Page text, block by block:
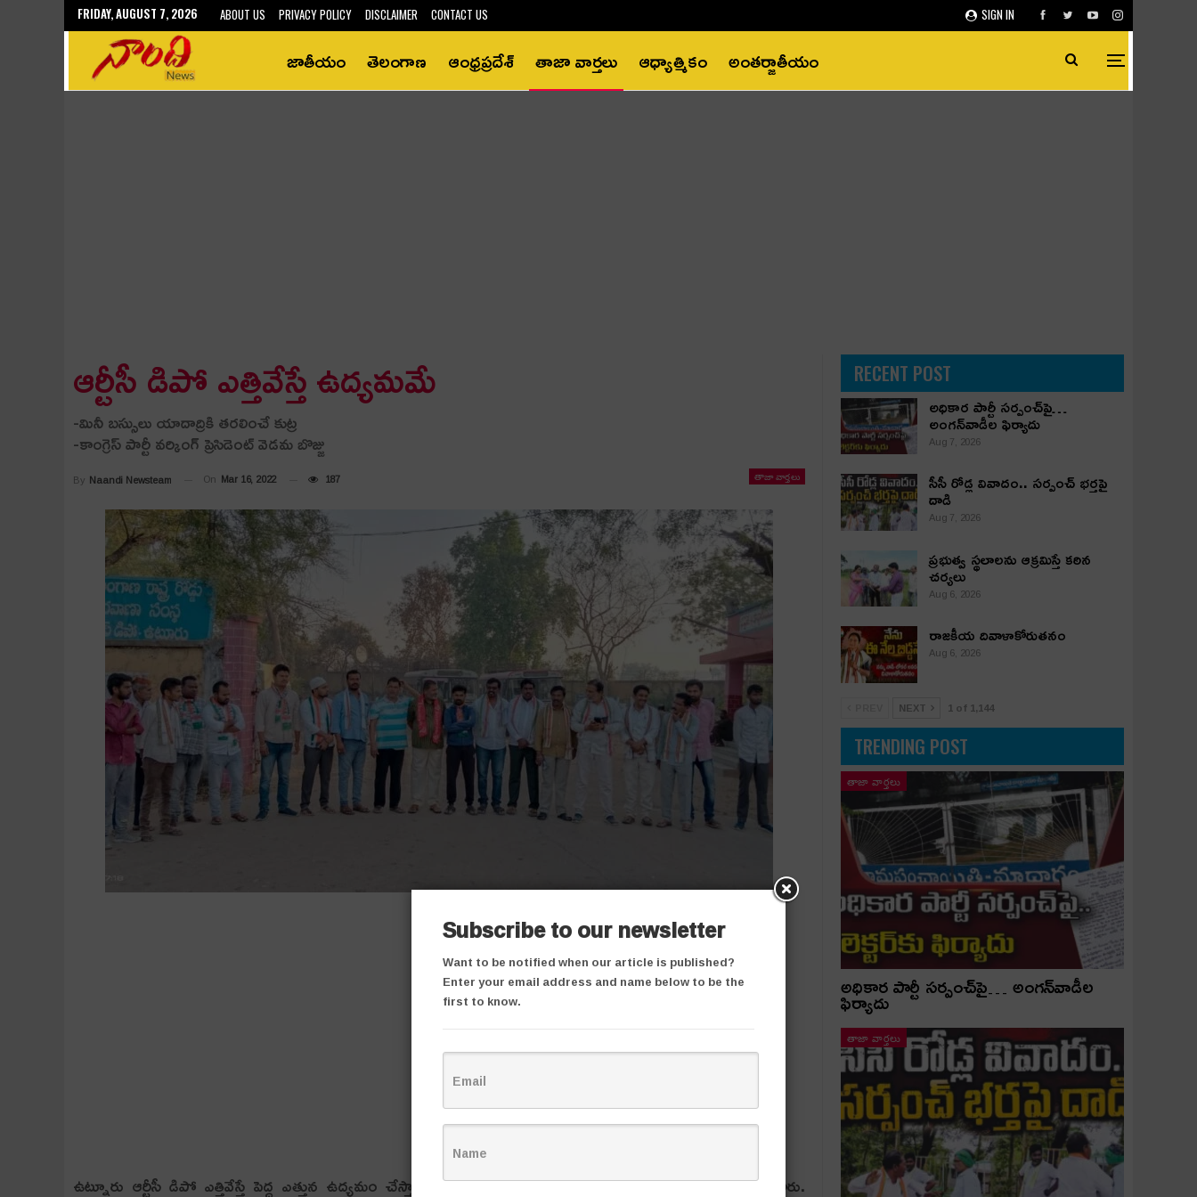
SIGN IN
FRIDAY, AUGUST 7, 2026 ABOUT US PRIVACY POLICY DISCLAIMER CONTACT US
జాతీయం తెలంగాణ ఆంధ్రప్రదేశ్‌ తాజా వార్తలు ఆధ్యాత్మికం అంతర్జాతీయం
ఆర్టీసీ డిపో ఎత్తివేస్తే ఉద్య‌మ‌మే
-మినీ బ‌స్సులు యాదాద్రికి త‌ర‌లించే కుట్ర‌
-కాంగ్రెస్ పార్టీ వ‌ర్కింగ్ ప్రెసిడెంట్ వెడ‌మ బొజ్జు
తాజా వార్తలు
By Naandi Newsteam On Mar 16, 2022 187
ఉట్నూరు ఆర్టీసీ డిపో ఎత్తివేస్తే పెద్ద ఎత్తున ఉద్య‌మం చేస్తామ‌ని కాంగ్రెస్ పార్టీ వ‌ర్కింగ్ ప్రెసిడెంట్ వెడ‌మ బొజ్జు స్ప‌ష్టం చేశారు.
RECENT POST
అధికార పార్టీ స‌ర్పంచ్‌పై…
అంగ‌న్‌వాడీల ఫిర్యాదు
Aug 7, 2026
సీసీ రోడ్ల వివాదం.. స‌ర్పంచ్ భ‌ర్త‌పై
దాడి
Aug 7, 2026
ప్రభుత్వ స్థలాలను ఆక్రమిస్తే కఠిన
చర్యలు
Aug 6, 2026
రాజకీయ దివాళాకోరుతనం
Aug 6, 2026
NEXT 1 of 1,144
TRENDING POST
తాజా వార్తలు
అధికార పార్టీ స‌ర్పంచ్‌పై… అంగ‌న్‌వాడీల
ఫిర్యాదు
తాజా వార్తలు
Subscribe to our newsletter
Want to be notified when our article is published?
Enter your email address and name below to be the
first to know.